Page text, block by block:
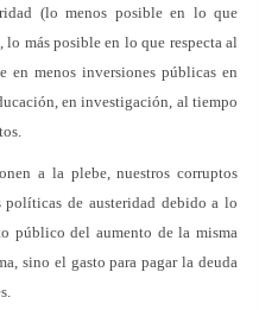
(lo menos posible en lo que
lo más posible en lo que respecta al
en menos inversiones públicas en
en investigación, al tiempo
a la plebe, nuestros corruptos
de austeridad debido a lo
público del aumento de la misma
sino el gasto para pagar la deuda